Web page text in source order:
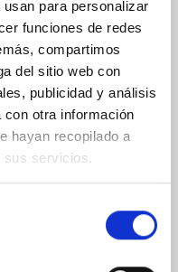
para personalizar
funciones de redes
compartimos
del sitio web con
publicidad y análisis
con otra información
hayan recopilado a
sus servicios.
de
0,5715